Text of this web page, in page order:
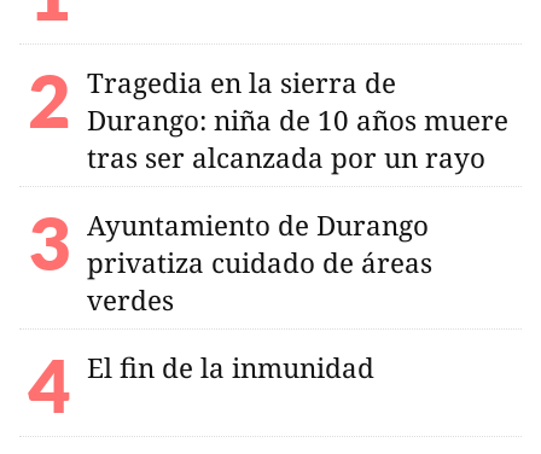
Tragedia en la sierra de
Durango: niña de 10 años muere
tras ser alcanzada por un rayo
Ayuntamiento de Durango
privatiza cuidado de áreas
verdes
El fin de la inmunidad